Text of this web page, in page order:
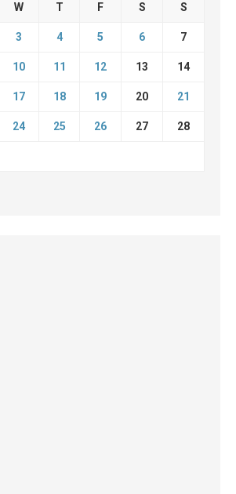
W T F S S
3 4 5 6 7
10 11 12 13 14
17 18 19 20 21
24 25 26 27 28